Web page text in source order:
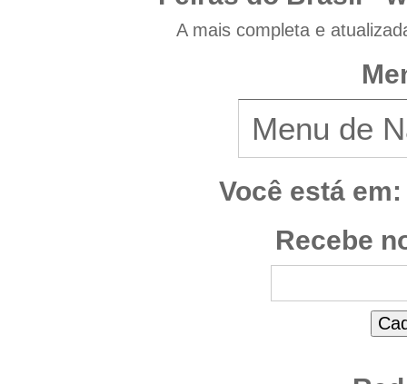
A mais completa e
Você está em:
Recebe